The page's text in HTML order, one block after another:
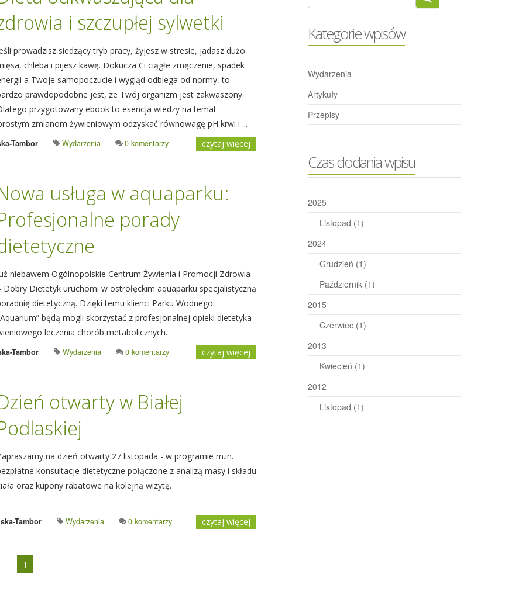
i szczupłej sylwetki
prowadzisz siedzący tryb pracy, żyjesz w stresie, jadasz dużo
chleba i pijesz kawę. Dokucza Ci ciągłe zmęczenie, spadek
a Twoje samopoczucie i wygląd odbiega od normy, to
prawdopodobne jest, ze Twój organizm jest zakwaszony.
przygotowany ebook to esencja wiedzy na temat
zmianom żywieniowym odzyskać równowagę pH krwi i ...
Tambor Wydarzenia 0 komentarzy czytaj więcej
usługa w aquaparku:
porady
niebawem Ogólnopolskie Centrum Żywienia i Promocji Zdrowia
Dobry Dietetyk uruchomi w ostrołęckim aquaparku specjalistyczną
dietetyczną. Dzięki temu klienci Parku Wodnego
będą mogli skorzystać z profesjonalnej opieki dietetyka
leczenia chorób metabolicznych.
Tambor Wydarzenia 0 komentarzy czytaj więcej
otwarty w Białej
na dzień otwarty 27 listopada - w programie m.in.
konsultacje dietetyczne połączone z analizą masy i składu
oraz kupony rabatowe na kolejną wizytę.
Tambor Wydarzenia 0 komentarzy czytaj więcej
1
Kategorie wpisów
Wydarzenia
Artykuły
Przepisy
Czas dodania wpisu
2025
Listopad (1)
2024
Grudzień (1)
Październik (1)
2015
Czerwiec (1)
2013
Kwiecień (1)
2012
Listopad (1)